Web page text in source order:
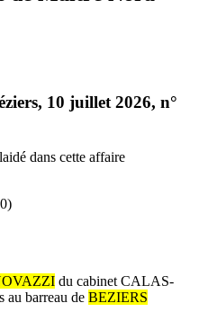
, 10 juillet 2026, n°
dans cette affaire
du cabinet CALAS-
barreau de BEZIERS